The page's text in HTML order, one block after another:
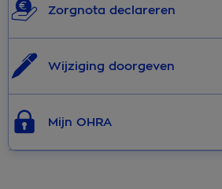
Zorgnota declareren
Wijziging doorgeven
Mijn OHRA